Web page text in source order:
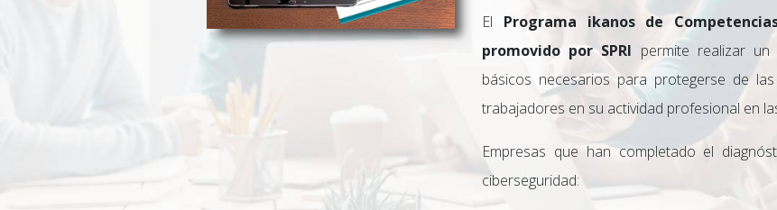
El Programa ikanos de
promovido por SPRI permite realizar
básicos necesarios para protegerse de
trabajadores en su actividad profesional en
Empresas que han completado el
ciberseguridad: